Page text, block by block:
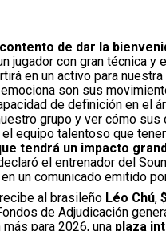
de dar la
jugador con gran técnica y
en un activo para
son sus
de definición en el
grupo y ver cómo sus
equipo talentoso que
tendrá un impacto
el entrenador del
en un comunicado emitido
al brasileño Léo Chú,
de Adjudicación
para 2026, una plaza